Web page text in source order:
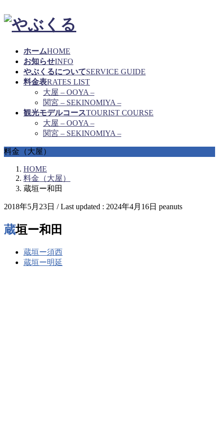
ホームHOME
お知らせINFO
やぶくるについてSERVICE GUIDE
料金表RATES LIST
大屋 – OOYA –
関宮 – SEKINOMIYA –
観光モデルコースTOURIST COURSE
大屋 – OOYA –
関宮 – SEKINOMIYA –
料金（大屋）
HOME
料金（大屋）
蔵垣ー和田
2018年5月23日 / Last updated : 2024年4月16日 peanuts
蔵垣ー和田
蔵垣ー須西
蔵垣ー明延